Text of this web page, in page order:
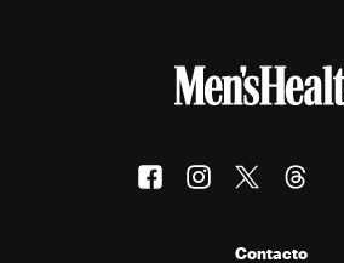
Contacto